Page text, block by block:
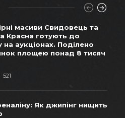
масиви Свидовець та
Красна готують до
аукціонах. Поділено
площею понад 8 тисяч
521
Як джипінг нищить